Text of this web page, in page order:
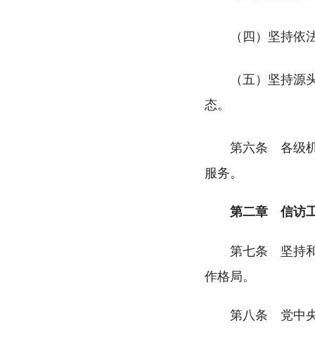
（四）坚持
（五）坚持
态。
第六条 各级
服务。
第二章 信访工
第七条 坚持
作格局。
第八条 党中央